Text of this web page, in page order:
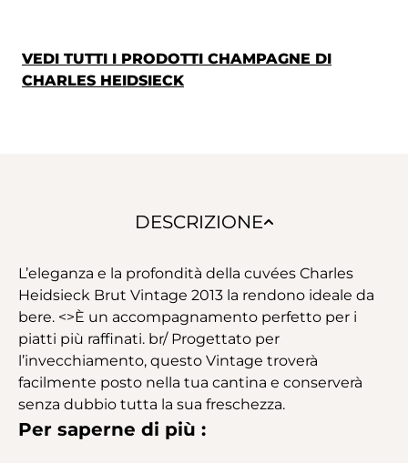
VEDI TUTTI I PRODOTTI CHAMPAGNE DI
CHARLES HEIDSIECK
DESCRIZIONE
L’eleganza e la profondità della cuvées Charles
Heidsieck Brut Vintage 2013 la rendono ideale da
bere. <>È un accompagnamento perfetto per i
piatti più raffinati. br/ Progettato per
l’invecchiamento, questo Vintage troverà
facilmente posto nella tua cantina e conserverà
senza dubbio tutta la sua freschezza.
Per saperne di più :